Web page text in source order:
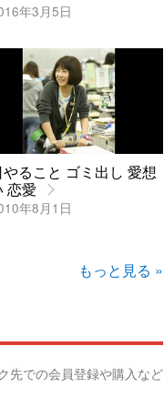
年3月5日
やること ゴミ出し 愛想
恋愛
年8月1日
もっと見る »
先での会員登録や購入など